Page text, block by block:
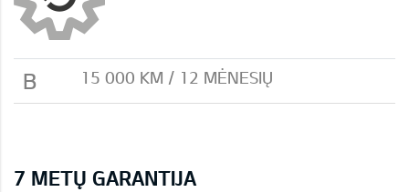
B 15 000 KМ / 12 MĖNESIŲ
7 METŲ GARANTIJA